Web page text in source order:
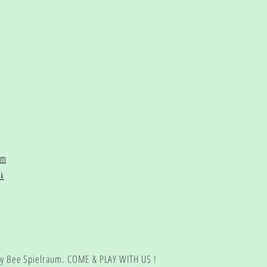
Spielraum. COME & PLAY WITH US !